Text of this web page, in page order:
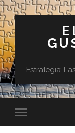
Estrategia: